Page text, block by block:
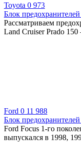
Toyota 0 973
Блок
Рассматриваем
Land Cruiser Prado
Ford 0 11 988
Блок
Ford Focus 1-го
выпускался в 1998,